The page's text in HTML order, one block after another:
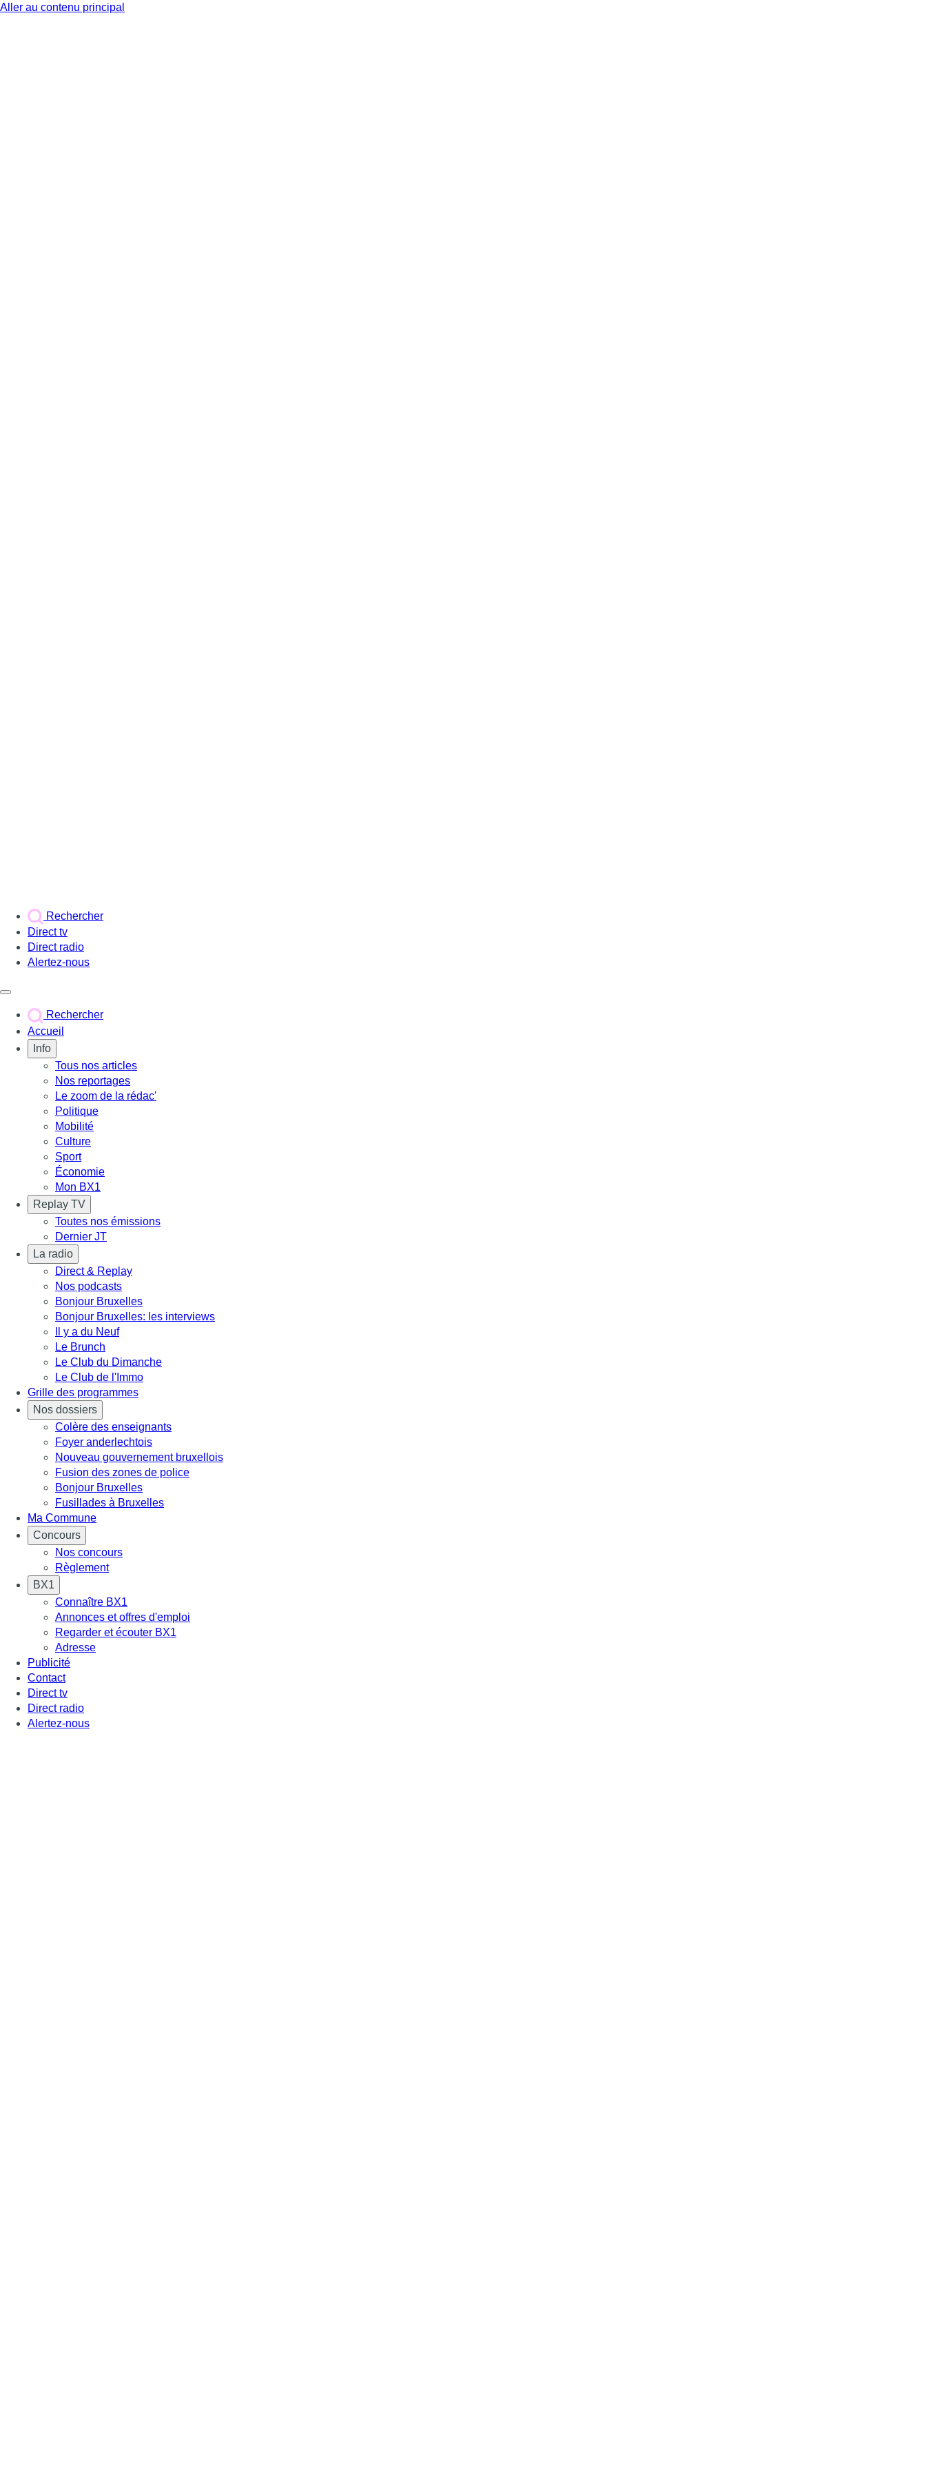
Aller au contenu principal
Rechercher
Direct tv
Direct radio
Alertez-nous
Rechercher
Accueil
Info
Tous nos articles
Nos reportages
Le zoom de la rédac'
Politique
Mobilité
Culture
Sport
Économie
Mon BX1
Replay TV
Toutes nos émissions
Dernier JT
La radio
Direct & Replay
Nos podcasts
Bonjour Bruxelles
Bonjour Bruxelles: les interviews
Il y a du Neuf
Le Brunch
Le Club du Dimanche
Le Club de l'Immo
Grille des programmes
Nos dossiers
Colère des enseignants
Foyer anderlechtois
Nouveau gouvernement bruxellois
Fusion des zones de police
Bonjour Bruxelles
Fusillades à Bruxelles
Ma Commune
Concours
Nos concours
Règlement
BX1
Connaître BX1
Annonces et offres d'emploi
Regarder et écouter BX1
Adresse
Publicité
Contact
Direct tv
Direct radio
Alertez-nous